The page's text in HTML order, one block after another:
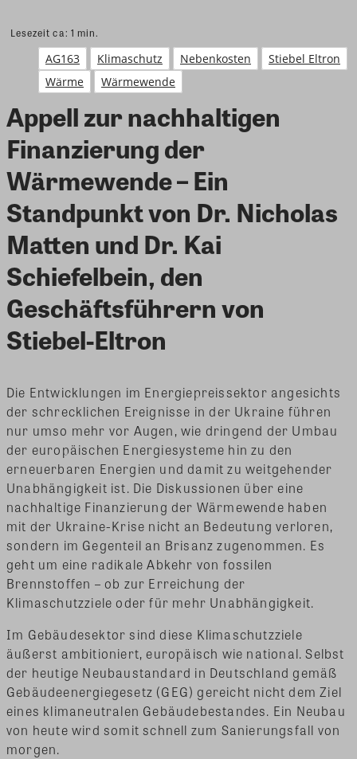
Lesezeit ca: 1 min.
AG163 Klimaschutz Nebenkosten
Stiebel Eltron
Wärme
Wärmewende
Appell zur nachhaltigen
Finanzierung der
Wärmewende – Ein
Standpunkt von Dr. Nicholas
Matten und Dr. Kai
Schiefelbein, den
Geschäftsführern von
Stiebel-Eltron
Die Entwicklungen im Energiepreissektor angesichts
der schrecklichen Ereignisse in der Ukraine führen
nur umso mehr vor Augen, wie dringend der Umbau
der europäischen Energiesysteme hin zu den
erneuerbaren Energien und damit zu weitgehender
Unabhängigkeit ist. Die Diskussionen über eine
nachhaltige Finanzierung der Wärmewende haben
mit der Ukraine-Krise nicht an Bedeutung verloren,
sondern im Gegenteil an Brisanz zugenommen. Es
geht um eine radikale Abkehr von fossilen
Brennstoffen – ob zur Erreichung der
Klimaschutzziele oder für mehr Unabhängigkeit.
Im Gebäudesektor sind diese Klimaschutzziele
äußerst ambitioniert, europäisch wie national. Selbst
der heutige Neubaustandard in Deutschland gemäß
Gebäudeenergiegesetz (GEG) gereicht nicht dem Ziel
eines klimaneutralen Gebäudebestandes. Ein Neubau
von heute wird somit schnell zum Sanierungsfall von
morgen.